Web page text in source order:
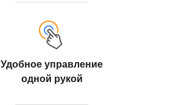
Удобное управление
одной рукой